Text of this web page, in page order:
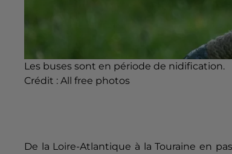
Les buses sont en période de nidification.
Crédit : All free photos
De la Loire-Atlantique à la Touraine en